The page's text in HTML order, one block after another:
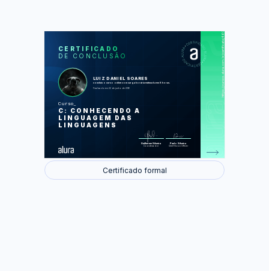
CERTIFICADO
DE CONCLUSÃO
LUIZ DANIEL SOARES
concluiu o curso online com carga horária estimada em 8 horas.
Finalizado em 22 de junho de 2016
Curso
C: CONHECENDO A
LINGUAGEM DAS
LINGUAGENS
Guilherme Silveira
Coordenador
Paulo Silveira
Chief Vision Officer
https://cursos.alura.com.br/certificate/460487eb2498bd9b1e650fb3eb5cf1a4
LAS
Começando com Variáveis
Condicionais e Loops com Ifs, Fors e
Certificado formal